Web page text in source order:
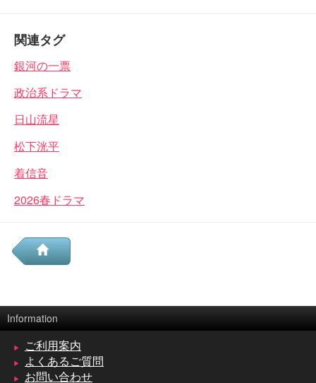
関連タグ
銀河の一票
政治系ドラマ
日山流星
松下洸平
着信音
2026春ドラマ
Information
ご利用案内
よくあるご質問
お問い合わせ